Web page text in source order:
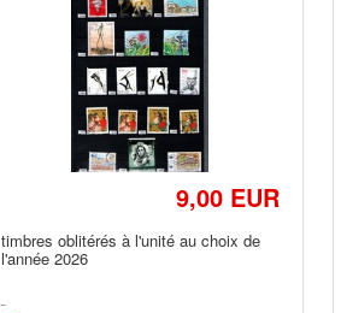
9,00 EUR
timbres oblitérés à l'unité au choix de
l'année 2026